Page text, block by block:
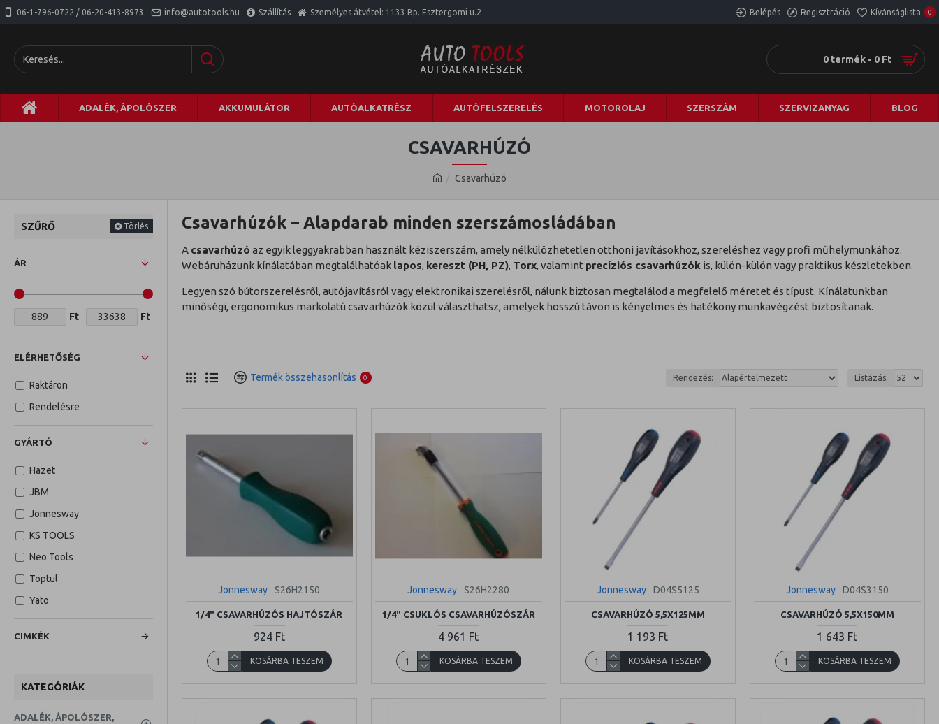
06-1-796-0722 / 06-20-413-8973 info@autotools.hu Szállítás Személyes átvétel: 1133 Bp. Esztergomi u.2 Belépés Regisztráció Kívánságlista 0
0 termék - 0 Ft
ADALÉK, ÁPOLÓSZER AKKUMULÁTOR AUTÓALKATRÉSZ AUTÓFELSZERELÉS MOTOROLAJ SZERSZÁM SZERVIZANYAG BLOG
Csavarhúzó
CSAVARHÚZÓ
SZŰRŐ Törlés
ÁR
Ft Ft
GYÁRTÓ
Hazet
JBM
Jonnesway
KS TOOLS
Neo Tools
Toptul
Yato
CIMKÉK
ELÉRHETŐSÉG
Raktáron
Rendelésre
KATEGÓRIÁK
ADALÉK, ÁPOLÓSZER,
Csavarhúzók – Alapdarab minden szerszámosládában
A csavarhúzó az egyik leggyakrabban használt kéziszerszám, amely nélkülözhetetlen otthoni javításokhoz, szereléshez vagy profi műhelymunkához.
Webáruházunk kínálatában megtalálhatóak lapos, kereszt (PH, PZ), Torx, valamint precíziós csavarhúzók is, külön-külön vagy praktikus készletekben.
Legyen szó bútorszerelésről, autójavításról vagy elektronikai szerelésről, nálunk biztosan megtalálod a megfelelő méretet és típust. Kínálatunkban
minőségi, ergonomikus markolatú csavarhúzók közül választhatsz, amelyek hosszú távon is kényelmes és hatékony munkavégzést biztosítanak.
Termék összehasonlítás 0 Rendezés: Listázás:
Jonnesway S26H2150
1/4" CSAVARHÚZÓS HAJTÓSZÁR
924 Ft
KOSÁRBA TESZEM
Jonnesway S26H2280
1/4" CSUKLÓS CSAVARHÚZÓSZÁR
4 961 Ft
KOSÁRBA TESZEM
Jonnesway D04S5125
CSAVARHÚZÓ 5,5X125MM
1 193 Ft
KOSÁRBA TESZEM
Jonnesway D04S3150
CSAVARHÚZÓ 5,5X150MM
1 643 Ft
KOSÁRBA TESZEM